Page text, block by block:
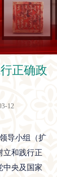
正确政
12
导小组（扩
立和践行正
中央及国家